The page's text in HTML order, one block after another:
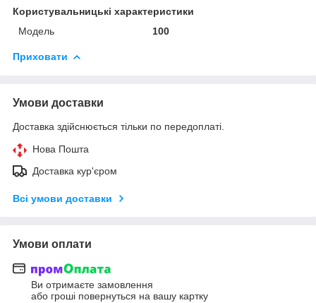
Користувальницькі характеристики
Модель
100
Приховати
Умови доставки
Доставка здійснюється тільки по передоплаті.
Нова Пошта
Доставка кур'єром
Всі умови доставки
Умови оплати
Ви отримаєте замовлення
або гроші повернуться на вашу картку